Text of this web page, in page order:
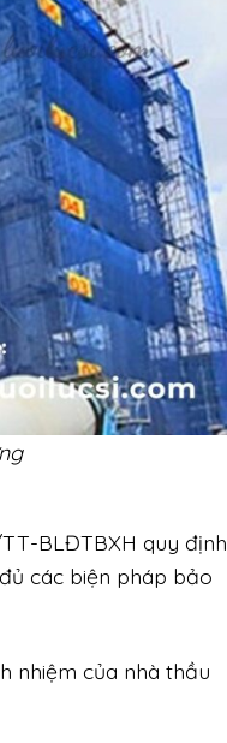
BLĐTBXH quy định
các biện pháp bảo
nhiệm của nhà thầu